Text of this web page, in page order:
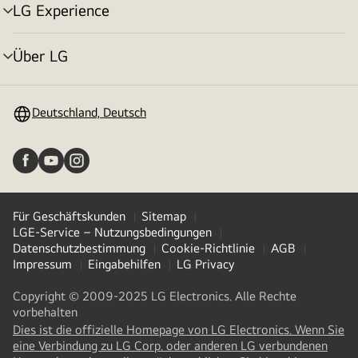
LG Experience
Menü
umschalten
Über LG
Menü
Deutschland, Deutsch
Für Geschäftskunden
Sitemap
LGE-Service – Nutzungsbedingungen
Datenschutzbestimmung
Cookie-Richtlinie
AGB
Impressum
Eingabehilfen LG Privacy
Copyright © 2009-2025 LG Electronics. Alle Rechte
vorbehalten
Dies ist die offizielle Homepage von LG Electronics. Wenn Sie
eine Verbindung zu LG Corp. oder anderen LG verbundenen